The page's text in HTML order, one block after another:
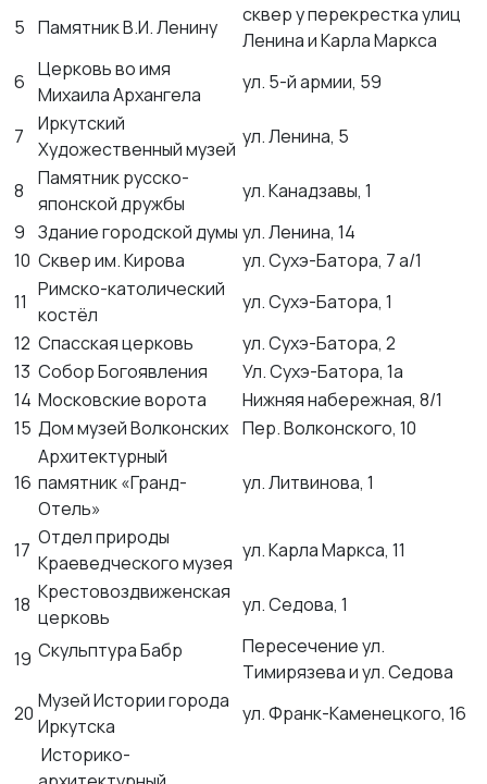
5 Памятник В.И. Ленину
сквер у перекрестка улиц
Ленина и Карла Маркса
6
Церковь во имя
Михаила Архангела
ул. 5-й армии, 59
7
Иркутский
Художественный музей
ул. Ленина, 5
8
Памятник русско-
японской дружбы
ул. Канадзавы, 1
9 Здание городской думы ул. Ленина, 14
10 Сквер им. Кирова
ул. Сухэ-Батора, 7 а/1
11
Римско-католический
костёл
ул. Сухэ-Батора, 1
12 Спасская церковь
ул. Сухэ-Батора, 2
13 Собор Богоявления
Ул. Сухэ-Батора, 1а
14 Московские ворота
Нижняя набережная, 8/1
15 Дом музей Волконских Пер. Волконского, 10
16
Архитектурный
памятник «Гранд-
Отель»
ул. Литвинова, 1
17
Отдел природы
Краеведческого музея
ул. Карла Маркса, 11
18
Крестовоздвиженская
церковь
ул. Седова, 1
19 Скульптура Бабр
Пересечение ул.
Тимирязева и ул. Седова
20
Музей Истории города
Иркутска
ул. Франк-Каменецкого, 16
Историко-